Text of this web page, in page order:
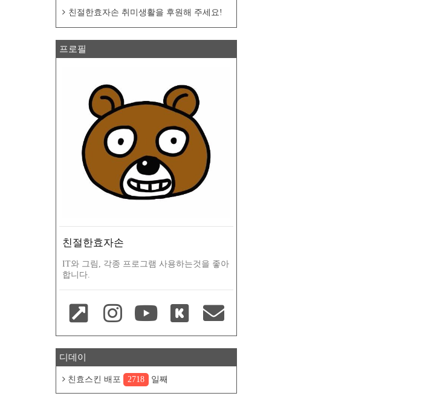
친절한효자손 취미생활을 후원해 주세요!
프로필
친절한효자손
IT와 그림, 각종 프로그램 사용하는것을 좋아
합니다.
디데이
친효스킨 배포 2718 일째